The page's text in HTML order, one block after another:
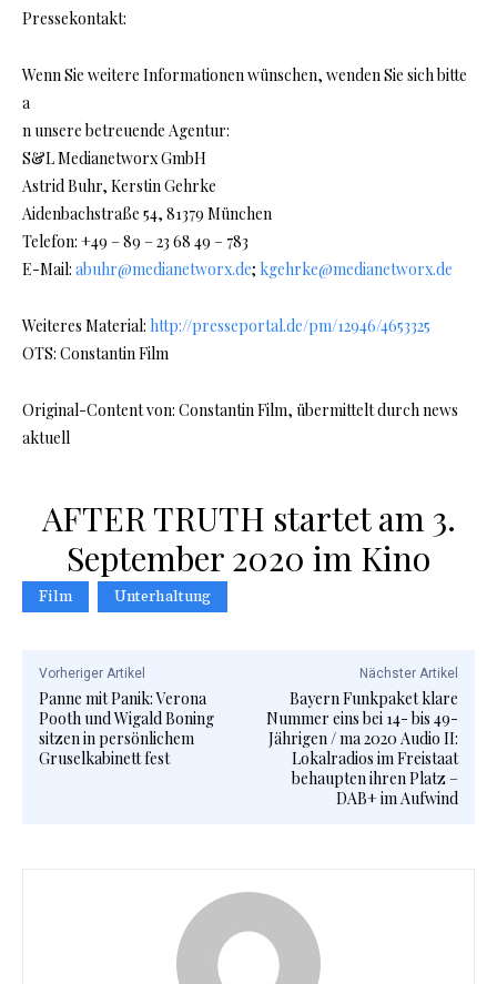
Pressekontakt:
Wenn Sie weitere Informationen wünschen, wenden Sie sich bitte
a
n unsere betreuende Agentur:
S&L Medianetworx GmbH
Astrid Buhr, Kerstin Gehrke
Aidenbachstraße 54, 81379 München
Telefon: +49 – 89 – 23 68 49 – 783
E-Mail: abuhr@medianetworx.de; kgehrke@medianetworx.de
Weiteres Material: http://presseportal.de/pm/12946/4653325
OTS: Constantin Film
Original-Content von: Constantin Film, übermittelt durch news
aktuell
AFTER TRUTH startet am 3.
September 2020 im Kino
Film Unterhaltung
Vorheriger Artikel
Panne mit Panik: Verona
Pooth und Wigald Boning
sitzen in persönlichem
Gruselkabinett fest
Nächster Artikel
Bayern Funkpaket klare
Nummer eins bei 14- bis 49-
Jährigen / ma 2020 Audio II:
Lokalradios im Freistaat
behaupten ihren Platz –
DAB+ im Aufwind